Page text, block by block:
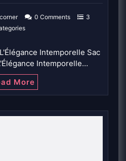
0 Comments
3
Intemporelle Sac
Intemporelle…
More